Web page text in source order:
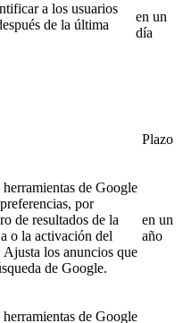
a los usuarios
de la última
en un
día
Plazo
de Google
por
de resultados de la
o la activación del
los anuncios que
de Google.
en un
año
de Google